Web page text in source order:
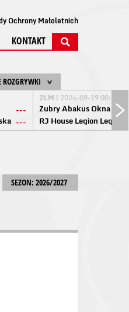
Ochrony Małoletnich
KONTAKT
ROZGRYWKI
---
---
2LM | 2026-09-19 00:00
Żubry Abakus Okna
RJ House Legion
SEZON: 2026/2027